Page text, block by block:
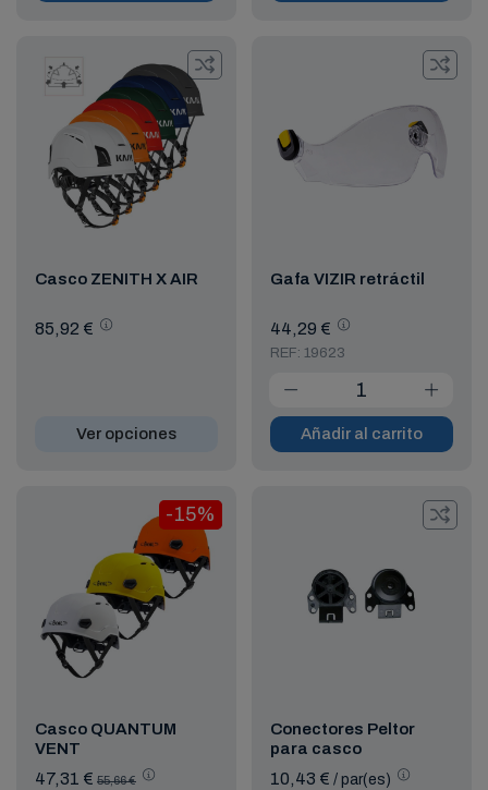
Casco ZENITH X AIR
85,92 €
Ver opciones
Gafa VIZIR retráctil
44,29 €
REF: 19623
Añadir al carrito
-15%
Casco QUANTUM
VENT
47,31 € 55,66 €
Conectores Peltor
para casco
10,43 € / par(es)